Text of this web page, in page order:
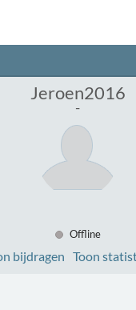
Jeroen2016
-
Offline
bijdragen Toon